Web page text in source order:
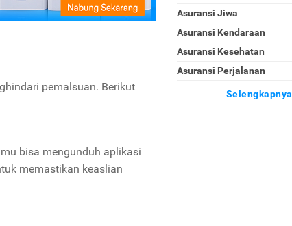
pemalsuan. Berikut
bisa mengunduh aplikasi
memastikan keaslian
Asuransi Jiwa
Asuransi Kendaraan
Asuransi Kesehatan
Asuransi Perjalanan
Selengkapnya